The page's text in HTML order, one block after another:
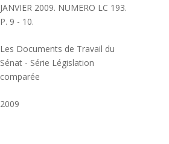
JANVIER 2009. NUMERO LC 193.
P. 9 - 10.
Les Documents de Travail du
Sénat - Série Législation
comparée
2009